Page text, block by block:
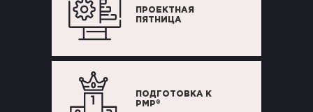
ПРОЕКТНАЯ
ПЯТНИЦА
ПОДГОТОВКА К
PMP®